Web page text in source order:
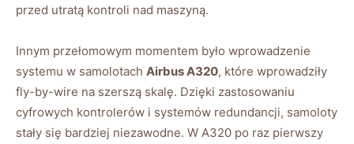
przed utratą kontroli nad ‌maszyną.
Innym przełomowym momentem było wprowadzenie
systemu‍ w samolotach Airbus A320, które wprowadziły
fly-by-wire na szerszą ⁢skalę. Dzięki zastosowaniu
cyfrowych kontrolerów i systemów redundancji, samoloty
stały się bardziej niezawodne. W A320 po raz pierwszy